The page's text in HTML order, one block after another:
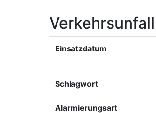
Einsatzdatum
Schlagwort
Alarmierungsart